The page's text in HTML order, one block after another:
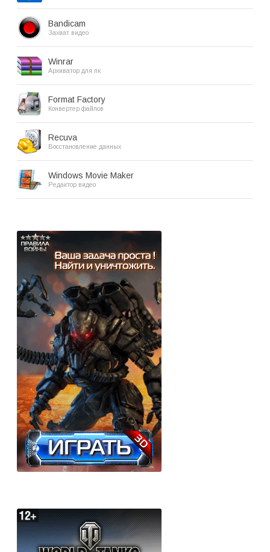
Bandicam
Захват видео
Winrar
Архиватор для пк
Format Factory
Конвертер файлов
Recuva
Восстановление данных
Windows Movie Maker
Редактор видео